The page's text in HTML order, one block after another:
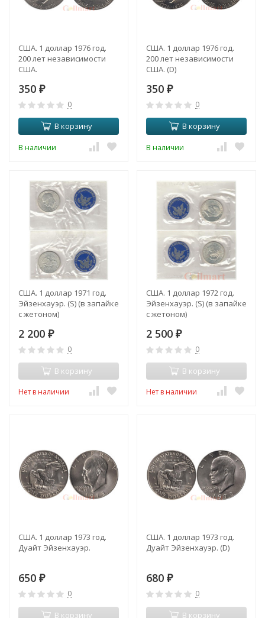
США. 1 доллар 1976 год.
200 лет независимости
США.
350 ₽
0
В корзину
В наличии
США. 1 доллар 1976 год.
200 лет независимости
США. (D)
350 ₽
0
В корзину
В наличии
США. 1 доллар 1971 год.
Эйзенхауэр. (S) (в запайке
с жетоном)
2 200 ₽
0
В корзину
Нет в наличии
США. 1 доллар 1972 год.
Эйзенхауэр. (S) (в запайке
с жетоном)
2 500 ₽
0
В корзину
Нет в наличии
США. 1 доллар 1973 год.
Дуайт Эйзенхауэр.
650 ₽
0
В корзину
США. 1 доллар 1973 год.
Дуайт Эйзенхауэр. (D)
680 ₽
0
В корзину